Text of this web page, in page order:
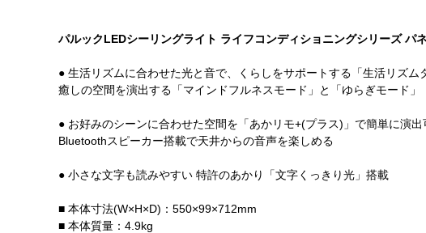
パルックLEDシーリングライト ライフコンディショニングシリーズ パ
● 生活リズムに合わせた光と音で、くらしをサポートする「生活リズム
癒しの空間を演出する「マインドフルネスモード」と「ゆらぎモード」
● お好みのシーンに合わせた空間を「あかリモ+(プラス)」で簡単に演出
Bluetoothスピーカー搭載で天井からの音声を楽しめる
● 小さな文字も読みやすい 特許のあかり「文字くっきり光」搭載
■ 本体寸法(W×H×D)：550×99×712mm
■ 本体質量：4.9kg